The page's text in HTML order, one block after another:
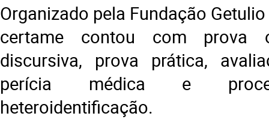
Organizado pela Fundação
certame contou com prova
discursiva, prova prática,
perícia médica e
heteroidentificação.